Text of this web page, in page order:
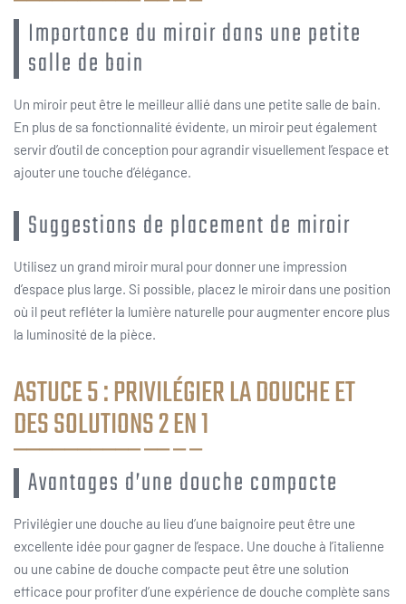
Importance du miroir dans une petite
salle de bain
Un miroir peut être le meilleur allié dans une petite salle de bain.
En plus de sa fonctionnalité évidente, un miroir peut également
servir d’outil de conception pour agrandir visuellement l’espace et
ajouter une touche d’élégance.
Suggestions de placement de miroir
Utilisez un grand miroir mural pour donner une impression
d’espace plus large. Si possible, placez le miroir dans une position
où il peut refléter la lumière naturelle pour augmenter encore plus
la luminosité de la pièce.
ASTUCE 5 : PRIVILÉGIER LA DOUCHE ET
DES SOLUTIONS 2 EN 1
Avantages d’une douche compacte
Privilégier une douche au lieu d’une baignoire peut être une
excellente idée pour gagner de l’espace. Une douche à l’italienne
ou une cabine de douche compacte peut être une solution
efficace pour profiter d’une expérience de douche complète sans